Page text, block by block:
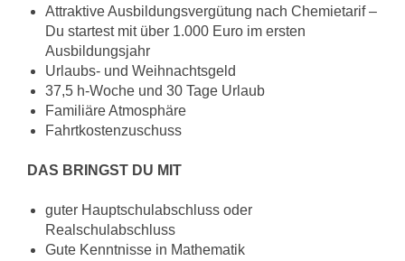
Attraktive Ausbildungsvergütung nach Chemietarif –
Du startest mit über 1.000 Euro im ersten
Ausbildungsjahr
Urlaubs- und Weihnachtsgeld
37,5 h-Woche und 30 Tage Urlaub
Familiäre Atmosphäre
Fahrtkostenzuschuss
DAS BRINGST DU MIT
guter Hauptschulabschluss oder
Realschulabschluss
Gute Kenntnisse in Mathematik